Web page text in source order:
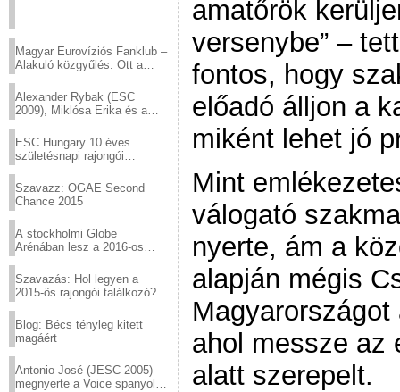
Magyar Eurovíziós Fanklub –
Alakuló közgyűlés: Ott a
Alexander Rybak (ESC
2009), Miklósa Erika és a
sztárjai a Margitszigeten
ESC Hungary 10 éves
születésnapi rajongói
Szavazz: OGAE Second
Chance 2015
A stockholmi Globe
Arénában lesz a 2016-os
Szavazás: Hol legyen a
2015-ös rajongói találkozó?
Blog: Bécs tényleg kitett
magáért
Antonio José (JESC 2005)
megnyerte a Voice spanyol
amatőrök
versenybe” –
fontos, hogy
előadó álljon a
miként lehet jó
Mint
válogató
nyerte, ám a
alapján mégis
ahol messze az
alatt szerepelt.